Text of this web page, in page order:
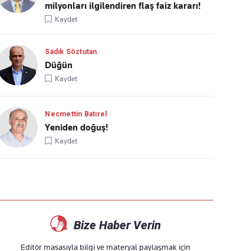
milyonları ilgilendiren flaş faiz kararı!
Kaydet
Sadık Söztutan
Düğün
Kaydet
Necmettin Batırel
Yeniden doğuş!
Kaydet
Bize Haber Verin
Editör masasıyla bilgi ve materyal paylaşmak için